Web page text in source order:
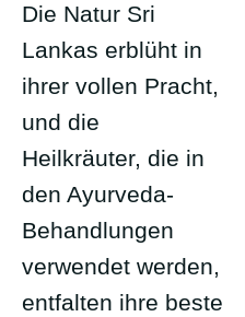
Die Natur Sri
Lankas erblüht in
ihrer vollen Pracht,
und die
Heilkräuter, die in
den Ayurveda-
Behandlungen
verwendet werden,
entfalten ihre beste